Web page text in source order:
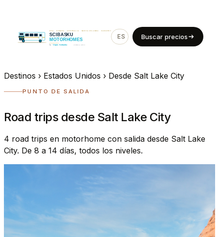
ES EN
Buscar precios
Destinos › Estados Unidos › Desde Salt Lake City
PUNTO DE SALIDA
Road trips desde Salt Lake City
4 road trips en motorhome con salida desde Salt Lake
City. De 8 a 14 días, todos los niveles.